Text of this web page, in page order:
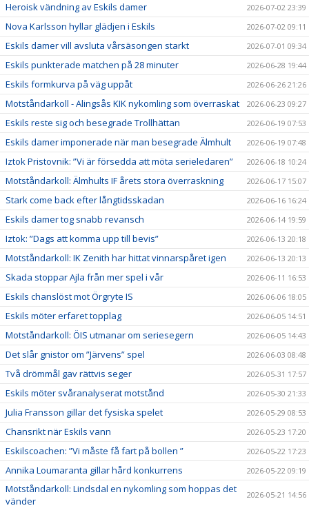
Heroisk vändning av Eskils damer 2026-07-02 23:39
Nova Karlsson hyllar glädjen i Eskils 2026-07-02 09:11
Eskils damer vill avsluta vårsäsongen starkt 2026-07-01 09:34
Eskils punkterade matchen på 28 minuter 2026-06-28 19:44
Eskils formkurva på väg uppåt 2026-06-26 21:26
Motståndarkoll - Alingsås KIK nykomling som överraskat 2026-06-23 09:27
Eskils reste sig och besegrade Trollhättan 2026-06-19 07:53
Eskils damer imponerade när man besegrade Älmhult 2026-06-19 07:48
Iztok Pristovnik: ”Vi är försedda att möta serieledaren” 2026-06-18 10:24
Motståndarkoll: Älmhults IF årets stora överraskning 2026-06-17 15:07
Stark come back efter långtidsskadan 2026-06-16 16:24
Eskils damer tog snabb revansch 2026-06-14 19:59
Iztok: ”Dags att komma upp till bevis” 2026-06-13 20:18
Motståndarkoll: IK Zenith har hittat vinnarspåret igen 2026-06-13 20:13
Skada stoppar Ajla från mer spel i vår 2026-06-11 16:53
Eskils chanslöst mot Örgryte IS 2026-06-06 18:05
Eskils möter erfaret topplag 2026-06-05 14:51
Motståndarkoll: ÖIS utmanar om seriesegern 2026-06-05 14:43
Det slår gnistor om ”Järvens” spel 2026-06-03 08:48
Två drömmål gav rättvis seger 2026-05-31 17:57
Eskils möter svåranalyserat motstånd 2026-05-30 21:33
Julia Fransson gillar det fysiska spelet 2026-05-29 08:53
Chansrikt när Eskils vann 2026-05-23 17:20
Eskilscoachen: ”Vi måste få fart på bollen ” 2026-05-22 17:23
Annika Loumaranta gillar hård konkurrens 2026-05-22 09:19
Motståndarkoll: Lindsdal en nykomling som hoppas det
vänder
2026-05-21 14:56